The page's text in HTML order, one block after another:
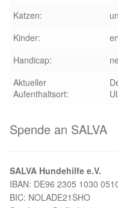
Unsere Partnertierheime
Partnertierheim La
Aktion „Hilfe La
Updates „Hilfe La
Partnertierheim in Polen
Katzen:
Kinder:
Handicap:
Aktueller
Aufenthaltsort:
Spende an SALVA
SALVA Hundehilfe e.V.
IBAN: DE96 2305 1030
BIC: NOLADE21SHO